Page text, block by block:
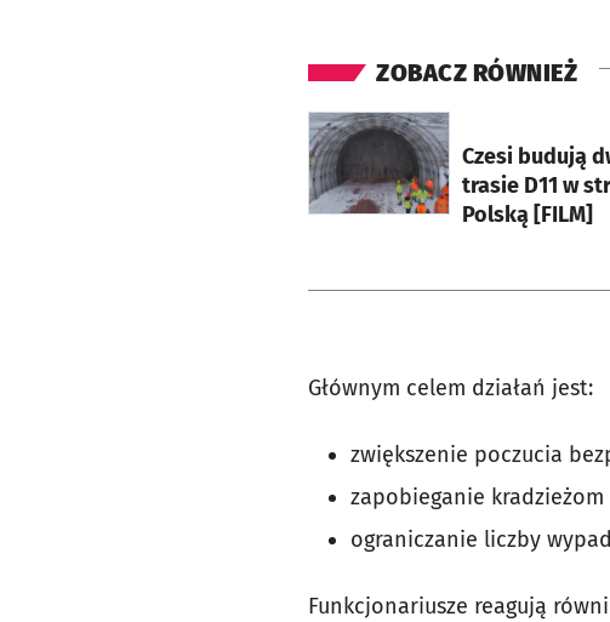
ZOBACZ RÓWNIEŻ
Czesi budują
trasie D11 w
Polską [FILM]
otworzy się w nowej karcie
Głównym celem działań jest:
zwiększenie poczucia
zapobieganie
ograniczanie liczby
Funkcjonariusze reagują